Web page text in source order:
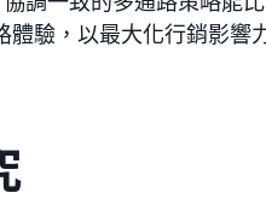
驗，以最大化行銷影響